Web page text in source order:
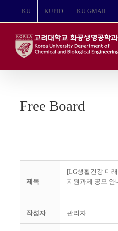
뛰
KU KUPID KU GMAIL
Free Board
제목
[LG생활건강 미
지원과제 공모 안
작성자 관리자